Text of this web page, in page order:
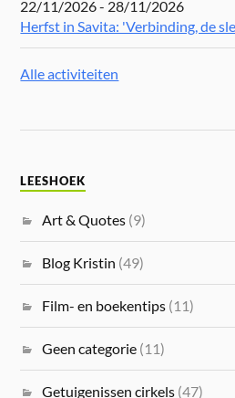
22/11/2026 - 28/11/2026
Herfst in Savita: 'Verbinding, de
Alle activiteiten
LEESHOEK
Art & Quotes (9)
Blog Kristin (49)
Film- en boekentips (11)
Geen categorie (11)
Getuigenissen cirkels (47)